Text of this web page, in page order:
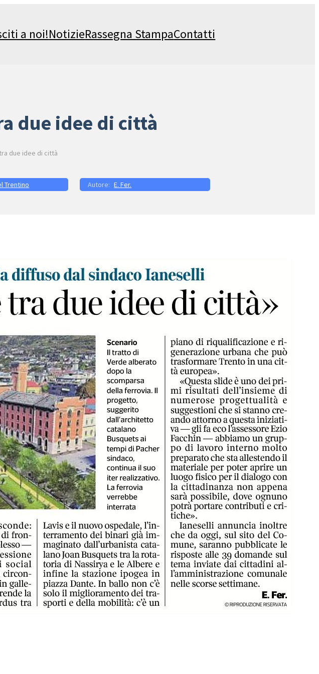
a noi!NotizieRassegna StampaContatti
due idee di città
due idee di città
Trentino
E. Fer.